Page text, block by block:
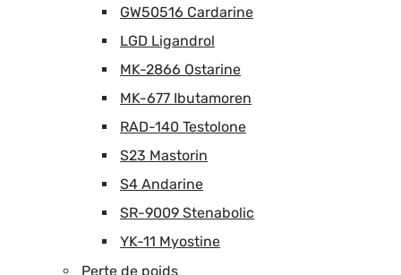
GW50516 Cardarine
LGD Ligandrol
MK-2866 Ostarine
MK-677 Ibutamoren
RAD-140 Testolone
S23 Mastorin
S4 Andarine
SR-9009 Stenabolic
YK-11 Myostine
Perte de poids